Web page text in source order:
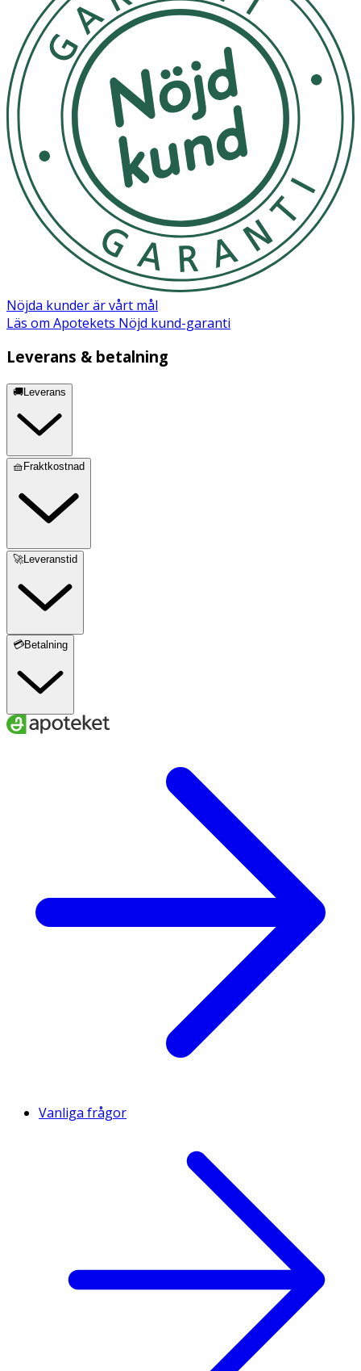
Nöjda kunder är vårt mål
Läs om Apotekets Nöjd kund-garanti
Leverans & betalning
🚚Leverans
🧺Fraktkostnad
🚀Leveranstid
💳Betalning
Vanliga frågor